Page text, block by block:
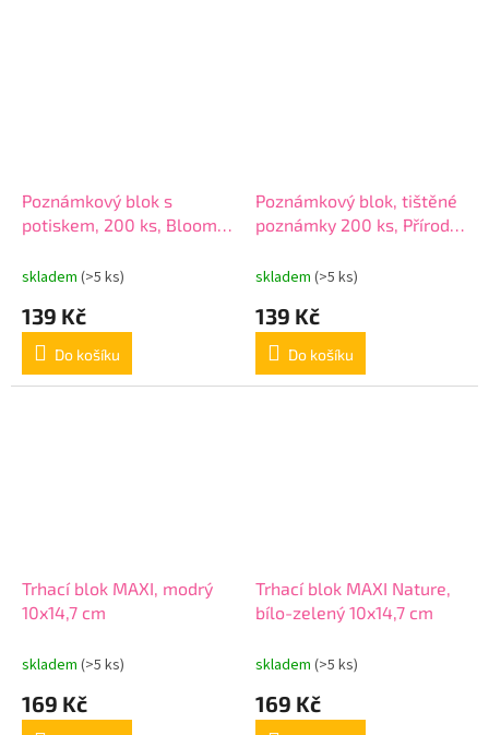
Poznámkový blok s
potiskem, 200 ks, Bloom
skladem (>5 ks)
139 Kč
Do košíku
Poznámkový blok, tištěné
poznámky 200 ks, Příroda
skladem (>5 ks)
139 Kč
Do košíku
Trhací blok MAXI, modrý
10x14,7 cm
skladem (>5 ks)
169 Kč
Trhací blok MAXI Nature,
bílo-zelený 10x14,7 cm
skladem (>5 ks)
169 Kč